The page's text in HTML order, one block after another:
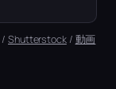
/Shutterstock/ 動画